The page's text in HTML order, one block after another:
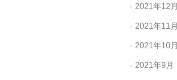
2021年12月
2021年11月
2021年10月
2021年9月